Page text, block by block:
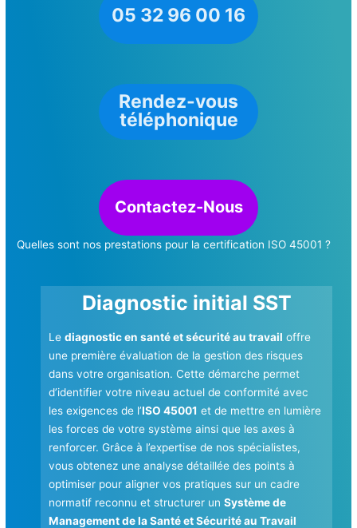
05 32 96 00 16
Rendez-vous
téléphonique
Contactez-Nous
Quelles sont nos prestations pour la certification ISO 45001 ?
Diagnostic initial SST
Lediagnostic en santé et sécurité au travail offre
une première évaluation de la gestion des risques
dans votre organisation. Cette démarche permet
d’identifier votre niveau actuel de conformité avec
les exigences de l’ISO 45001 et de mettre en lumière
les forces de votre système ainsi que les axes à
renforcer. Grâce à l’expertise de nos spécialistes,
vous obtenez une analyse détaillée des points à
optimiser pour aligner vos pratiques sur un cadre
normatif reconnu et structurer unSystème de
Management de la Santé et Sécurité au Travail